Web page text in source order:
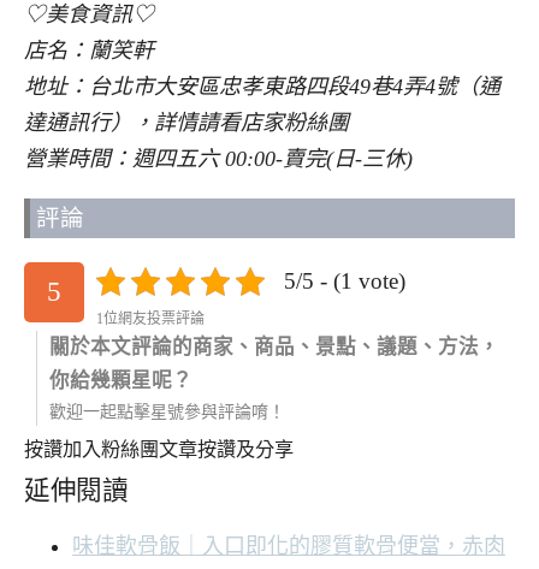
♡美食資訊♡
店名：蘭笑軒
地址：台北市大安區忠孝東路四段49巷4弄4號（通
達通訊行），詳情請看店家粉絲團
營業時間：週四五六 00:00-賣完(日-三休)
評論
5 5/5 - (1 vote)
1位網友投票評論
關於本文評論的商家、商品、景點、議題、方法，
你給幾顆星呢？
歡迎一起點擊星號參與評論唷！
按讚加入粉絲團文章按讚及分享
延伸閱讀
味佳軟骨飯｜入口即化的膠質軟骨便當，赤肉